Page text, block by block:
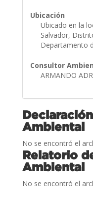
Ubicación
Ubicado en la
Salvador,
Departamento
Consultor
ARMANDO
Ambiental
No se encontró el
Relatorio
Ambiental
No se encontró el